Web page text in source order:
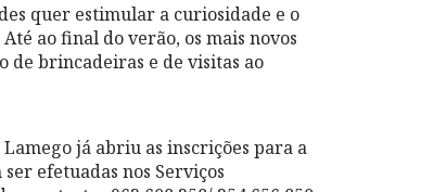
quer estimular a curiosidade e o
ao final do verão, os mais novos
brincadeiras e de visitas ao
já abriu as inscrições para a
efetuadas nos Serviços